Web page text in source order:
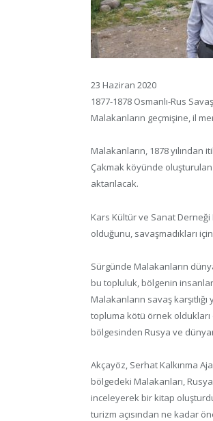
23 Haziran 2020
1877-1878 Osmanlı-Rus
Malakanların geçmişine, il
Malakanların, 1878
Çakmak köyünde
aktarılacak.
Kars Kültür ve Sanat Derneği
olduğunu, savaşmadıkları
Sürgünde Malakanların
bu topluluk, bölgenin
Malakanların savaş
topluma kötü örnek oldukları
bölgesinden Rusya ve
Akçayöz, Serhat Kalkınma
bölgedeki Malakanları,
inceleyerek bir kitap
turizm açısından ne kadar